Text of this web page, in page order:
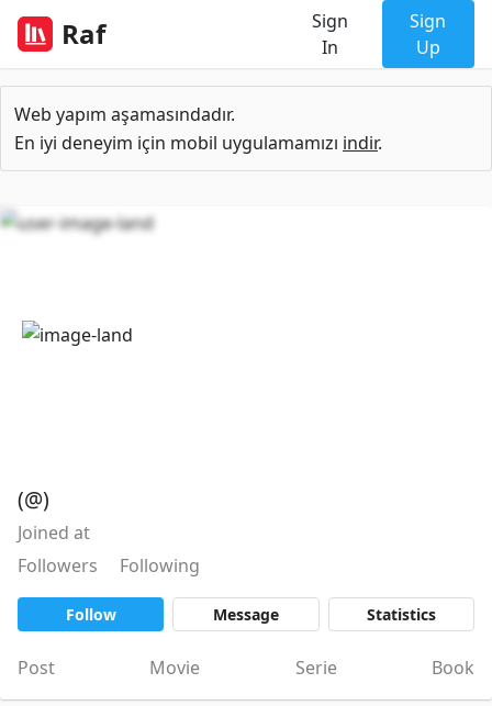
Raf
Sign
In
Sign
Up
Web yapım aşamasındadır.
En iyi deneyim için mobil uygulamamızı indir.
(@)
Joined at
Followers
Following
Follow Message Statistics
Post Movie Serie Book